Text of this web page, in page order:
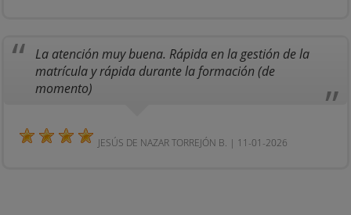
La atención muy buena. Rápida en la gestión de la
matrícula y rápida durante la formación (de
momento)
JESÚS DE NAZAR TORREJÓN B. | 11-01-2026